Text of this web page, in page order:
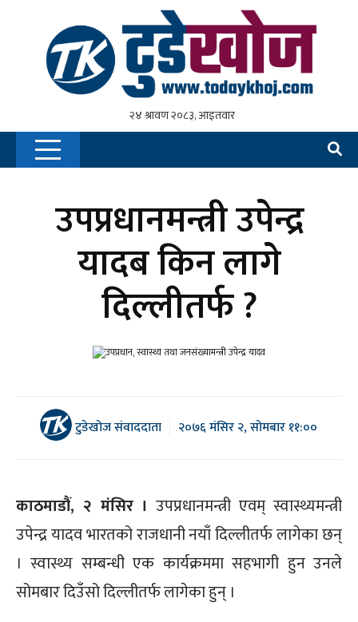
उपप्रधानमन्त्री उपेन्द्र
यादब किन लागे
दिल्लीतर्फ ?
टुडेखोज संवाददाता २०७६ मंसिर २, सोमबार ११:००
काठमाडौं, २ मंसिर । उपप्रधानमन्त्री एवम् स्वास्थ्यमन्त्री
उपेन्द्र यादव भारतको राजधानी नयाँ दिल्लीतर्फ लागेका छन्
। स्वास्थ्य सम्बन्धी एक कार्यक्रममा सहभागी हुन उनले
सोमबार दिउँसो दिल्लीतर्फ लागेका हुन् ।